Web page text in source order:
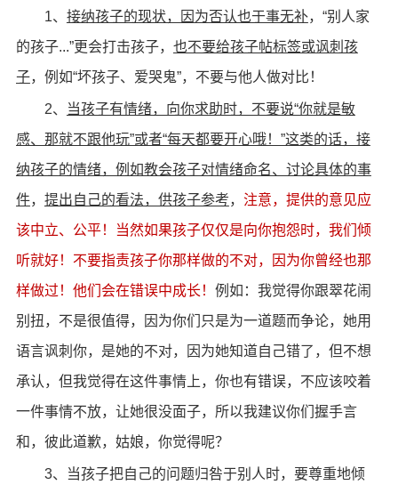
1、 接纳孩子的现状，因为否认也于事无补，“别人家
的孩子...”更会打击孩子， 也不要给孩子帖标签或讽刺孩
子，例如“坏孩子、爱哭鬼”，不要与他人做对比！
2、
当孩子有情绪，向你求助时，不要说“你就是敏
感、那就不跟他玩”或者“每天都要开心哦！”这类的话，接
纳孩子的情绪，例如教会孩子对情绪命名、讨论具体的事
件， 提出自己的看法，供孩子参考， 注意，提供的意见应
该中立、公平！当然如果孩子仅仅是向你抱怨时，我们倾
听就好！不要指责孩子你那样做的不对，因为你曾经也那
样做过！他们会在错误中成长！ 例如：我觉得你跟翠花闹
别扭，不是很值得，因为你们只是为一道题而争论，她用
语言讽刺你，是她的不对，因为她知道自己错了，但不想
承认，但我觉得在这件事情上，你也有错误，不应该咬着
一件事情不放，让她很没面子，所以我建议你们握手言
和，彼此道歉，姑娘，你觉得呢？
3、当孩子把自己的问题归咎于别人时，要尊重地倾